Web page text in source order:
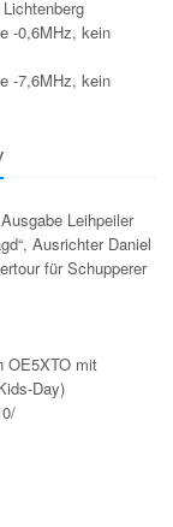
kein
kein
Leihpeiler
Ausrichter Daniel
für Schupperer
OE5XTO mit
Day)